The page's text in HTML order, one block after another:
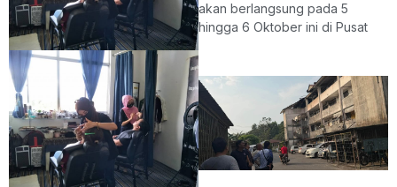
akan berlangsung pada 5
hingga 6 Oktober ini di Pusat